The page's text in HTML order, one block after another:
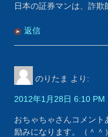
日本の証券マンは、詐欺
返信
のりたま より:
2012年1月28日 6:10 PM
おちゃちゃさんコメン
励みになります。（＾＾